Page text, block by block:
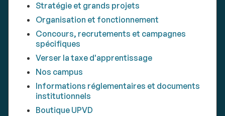
Stratégie et grands projets
Organisation et fonctionnement
Concours, recrutements et campagnes
spécifiques
Verser la taxe d'apprentissage
Nos campus
Informations réglementaires et documents
institutionnels
Boutique UPVD